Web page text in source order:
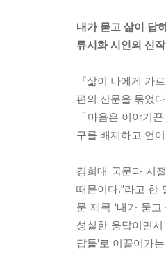
내가 묻고 삶이 답
류시화 시인의 신
『삶이 나에게 가
편의 산문을 묶었
「마음은 이야기
구를 배제하고 언
경희대 국문과 시
때문이다.”라고 한
문 제목 ‘내가 묻
성실한 응답이면
답들’로 이끌어가